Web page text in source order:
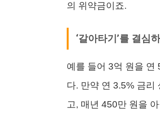
의 위약금이죠.
‘갈아타기’를 결심
예를 들어 3억 원을 연
다. 만약 연 3.5% 금리
고, 매년 450만 원을